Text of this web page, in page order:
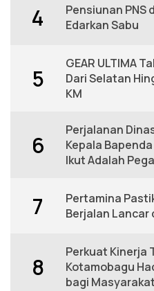
4
Pensiunan PNS
Edarkan Sabu
5
GEAR ULTIMA
Dari Selatan
KM
6
Perjalanan
Kepala
Ikut Adalah
7
Pertamina
Berjalan Lancar
8
Perkuat Kinerja
Kotamobagu
bagi Masyarakat